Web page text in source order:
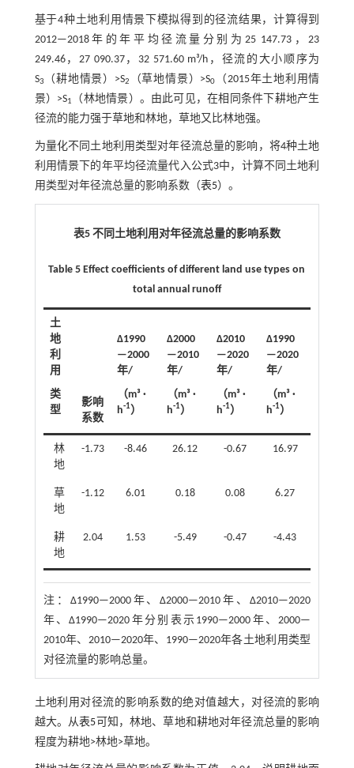
基于4种土地利用情景下模拟得到的径流结果，计算得到
2012—2018年的年平均径流量分别为25 147.73，23
249.46，27 090.37，32 571.60 m³/h，径流的大小顺序为
S3 （耕地情景）>S2 （草地情景）>S0
（2015年土地利用情
景）>S1
（林地情景）。由此可见，在相同条件下耕地产生
径流的能力强于草地和林地，草地又比林地强。
为量化不同土地利用类型对年径流总量的影响，将4种土地
利用情景下的年平均径流量代入公式3中，计算不同土地利
用类型对年径流总量的影响系数（表5）。
表5 不同土地利用对年径流总量的影响系数
Table 5 Effect coefficients of different land use types on
total annual runoff
土
地
利
用
类
型
影响
系数
∆1990
—2000
年/
（m³ ·
h-1）
∆2000
—2010
年/
（m³ ·
h-1）
∆2010
—2020
年/
（m³ ·
h-1）
∆1990
—2020
年/
（m³ ·
h-1）
林
地
-1.73 -8.46 26.12 -0.67 16.97
草
地
-1.12 6.01 0.18 0.08 6.27
耕
地
2.04 1.53 -5.49 -0.47 -4.43
注： Δ1990—2000年、Δ2000—2010年、Δ2010—2020
年、Δ1990—2020年分别表示1990—2000年、2000—
2010年、2010—2020年、1990—2020年各土地利用类型
对径流量的影响总量。
土地利用对径流的影响系数的绝对值越大，对径流的影响
越大。从表5 可知，林地、草地和耕地对年径流总量的影响
程度为耕地>林地>草地。